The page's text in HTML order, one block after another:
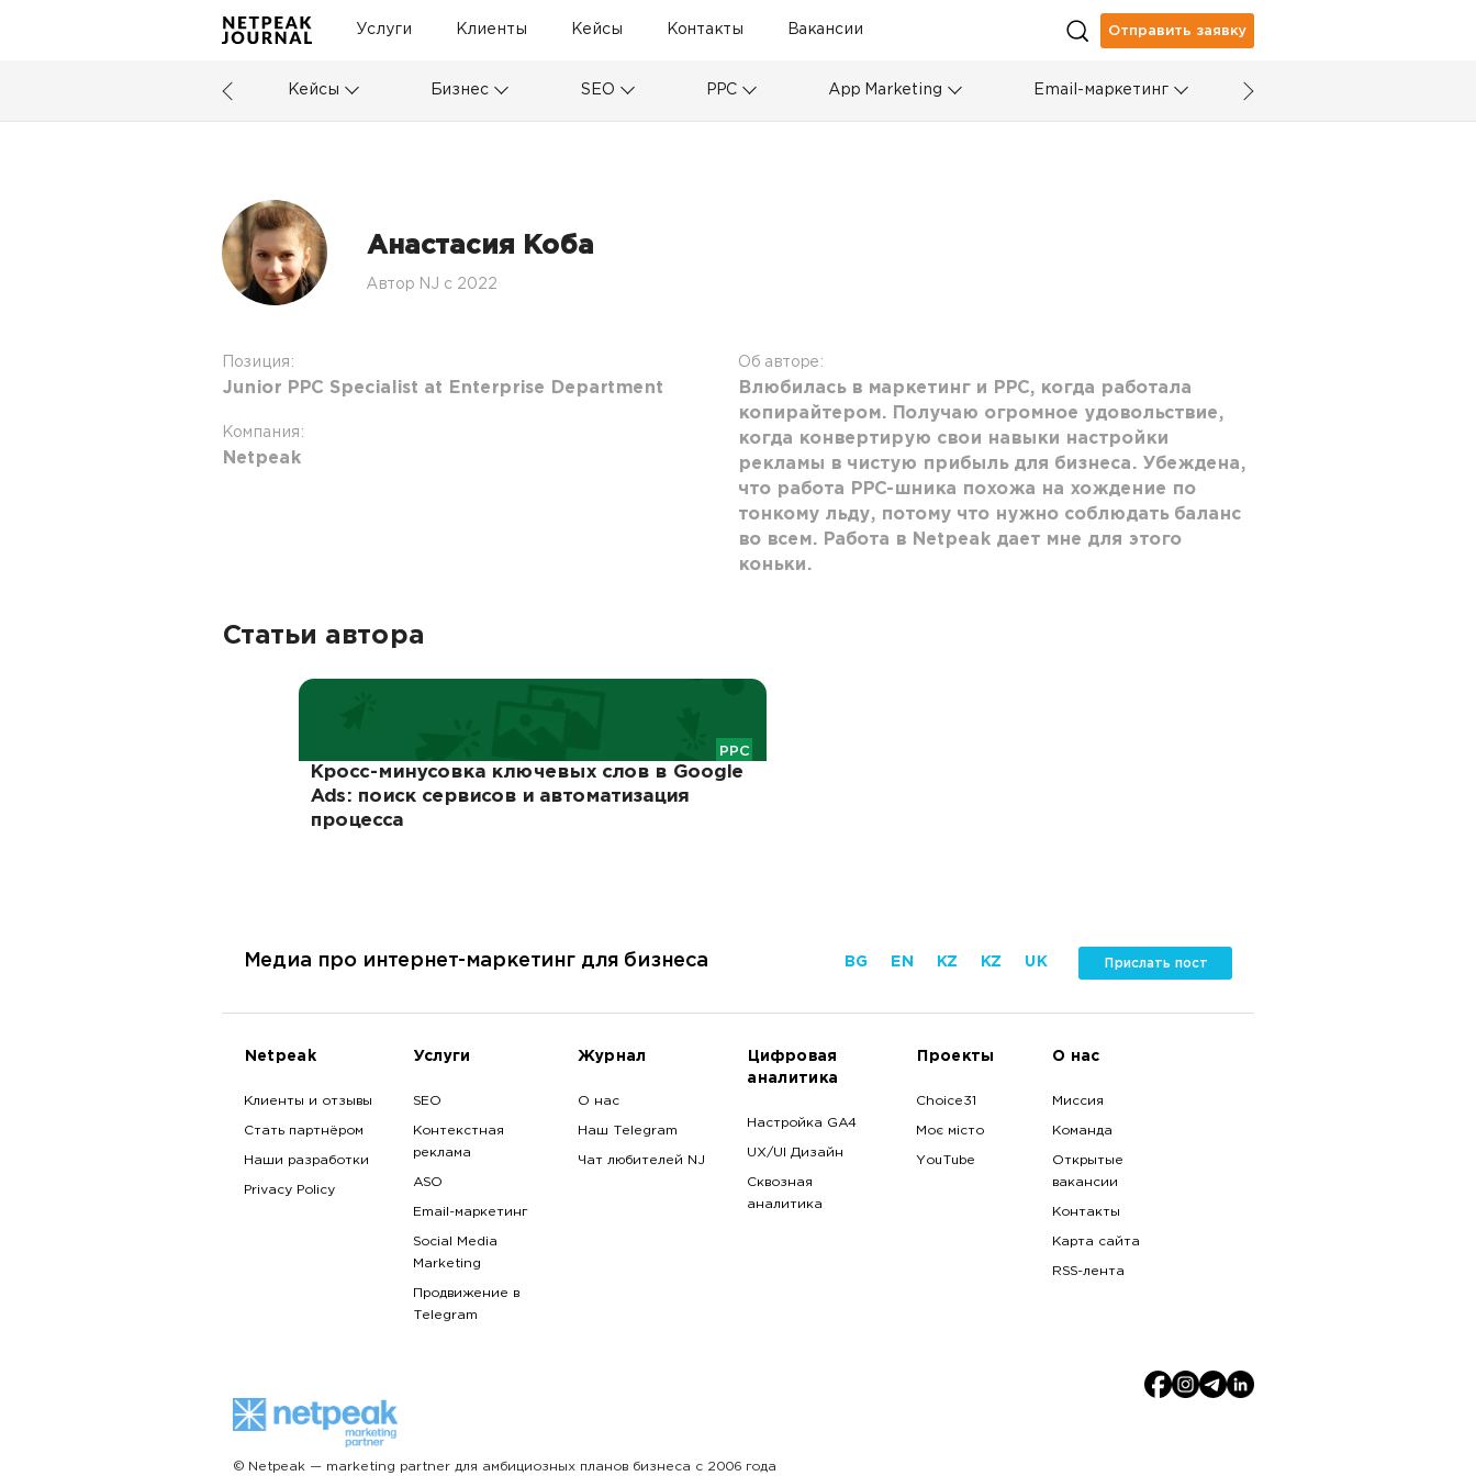
Услуги Клиенты Кейсы Контакты Вакансии Отправить заявку
Кейсы Бизнес SEO PPC App Marketing Email-маркетинг
Анастасия Коба
Автор NJ c 2022
Позиция:
Junior PPC Specialist at Enterprise Department
Компания:
Netpeak
Об авторе:
Влюбилась в маркетинг и PPC, когда работала
копирайтером. Получаю огромное удовольствие,
когда конвертирую свои навыки настройки
рекламы в чистую прибыль для бизнеса. Убеждена,
что работа РРС-шника похожа на хождение по
тонкому льду, потому что нужно соблюдать баланс
во всем. Работа в Netpeak дает мне для этого
коньки.
Статьи автора
PPC
Кросс-минусовка ключевых слов в Google
Ads: поиск сервисов и автоматизация
процесса
Медиа про интернет-маркетинг для бизнеса BG EN KZ KZ UK Прислать пост
Netpeak
Клиенты и отзывы
Стать партнёром
Наши разработки
Privacy Policy
Услуги
SEO
Контекстная
реклама
ASO
Email-маркетинг
Social Media
Marketing
Продвижение в
Telegram
Журнал
О нас
Наш Telegram
Чат любителей NJ
Цифровая
аналитика
Настройка GA4
UX/UI Дизайн
Сквозная
аналитика
Проекты
Choice31
Моє місто
YouTube
О нас
Миссия
Команда
Открытые
вакансии
Контакты
Карта сайта
RSS-лента
© Netpeak — marketing partner для амбициозных планов бизнеса с 2006 года